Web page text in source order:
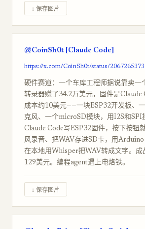
↓ 保存图片
@CoinSh0t [Claude Code]
https://x.com/CoinSh0t/status/
硬件赛道：一个车库工程师据说靠卖一
转录器赚了34.2万美元，固件是Claude
成本约10美元——一块ESP32开发板、
克风、一个microSD模块，用I2S和SPI
Claude Code写ESP32固件，按下按钮
风录音、把WAV存进SD卡，用
在本地用Whisper把WAV转成文字。成
129美元。编程agent遇上电烙铁。
↓ 保存图片